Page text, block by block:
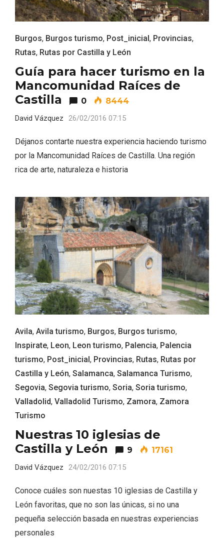
Burgos, Burgos turismo, Post_inicial , Provincias,
Rutas, Rutas por Castilla y León
Guía para hacer turismo en la
Mancomunidad Raíces de
Castilla
0 8444
David Vázquez 26/02/2016 07:15
Déjanos contarte nuestra experiencia haciendo turismo
por la Mancomunidad Raíces de Castilla. Una región
rica de arte, naturaleza e historia
Avila, Avila turismo, Burgos, Burgos turismo,
Inspirate, Leon, Leon turismo, Palencia, Palencia
turismo, Post_inicial, Provincias, Rutas, Rutas por
Castilla y León, Salamanca, Salamanca Turismo,
Segovia, Segovia turismo, Soria, Soria turismo,
Valladolid, Valladolid Turismo, Zamora, Zamora
Turismo
Nuestras 10 iglesias de
Castilla y León
9 17161
David Vázquez 24/02/2016 07:15
Conoce cuáles son nuestas 10 iglesias de Castilla y
León favoritas, que no son las únicas, si no una
pequeña selección basada en nuestras experiencias
personales
El Espinar, un pueblo oculto de la Sierra
de Guadarrama en su vertiente
segoviana
Recorre los fiordos leoneses en Riaño